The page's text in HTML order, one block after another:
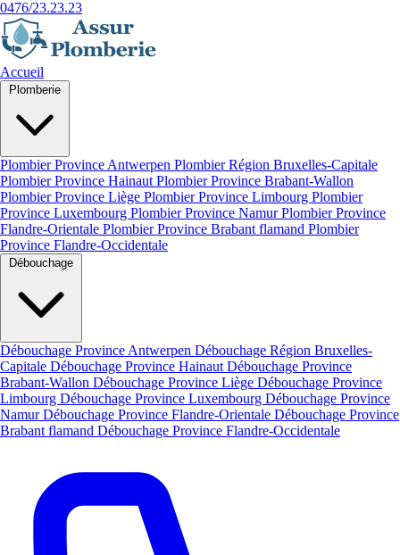
0476/23.23.23
Accueil
Plombier Province Antwerpen Plombier Région Bruxelles-Capitale
Plombier Province Hainaut Plombier Province Brabant-Wallon
Plombier Province Liège Plombier Province Limbourg Plombier
Province Luxembourg Plombier Province NamurPlombier Province
Flandre-Orientale Plombier Province Brabant flamand Plombier
Province Flandre-Occidentale
Débouchage Province Antwerpen Débouchage Région Bruxelles-
Capitale Débouchage Province Hainaut Débouchage Province
Brabant-Wallon Débouchage Province Liège Débouchage Province
Limbourg Débouchage Province Luxembourg Débouchage Province
NamurDébouchage Province Flandre-Orientale Débouchage Province
Brabant flamand Débouchage Province Flandre-Occidentale